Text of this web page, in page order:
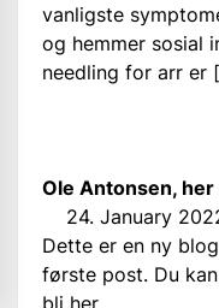
vanligste
og hemmer sosial
needling for arr er
Ole Antonsen,
24. January
Dette er en ny
første post. Du